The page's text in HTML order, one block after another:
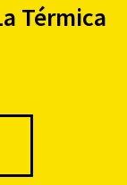
Térmica